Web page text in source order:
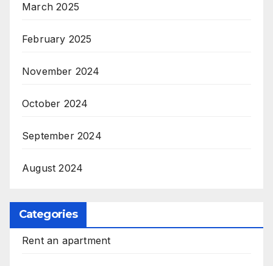
March 2025
February 2025
November 2024
October 2024
September 2024
August 2024
Categories
Rent an apartment